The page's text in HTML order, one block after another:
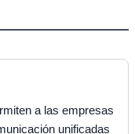
a las empresas
unificadas